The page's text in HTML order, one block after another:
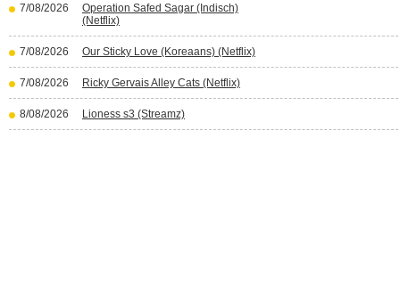
7/08/2026
Operation Safed Sagar (Indisch)
(Netflix)
7/08/2026 Our Sticky Love (Koreaans) (Netflix)
7/08/2026 Ricky Gervais Alley Cats (Netflix)
8/08/2026 Lioness s3 (Streamz)